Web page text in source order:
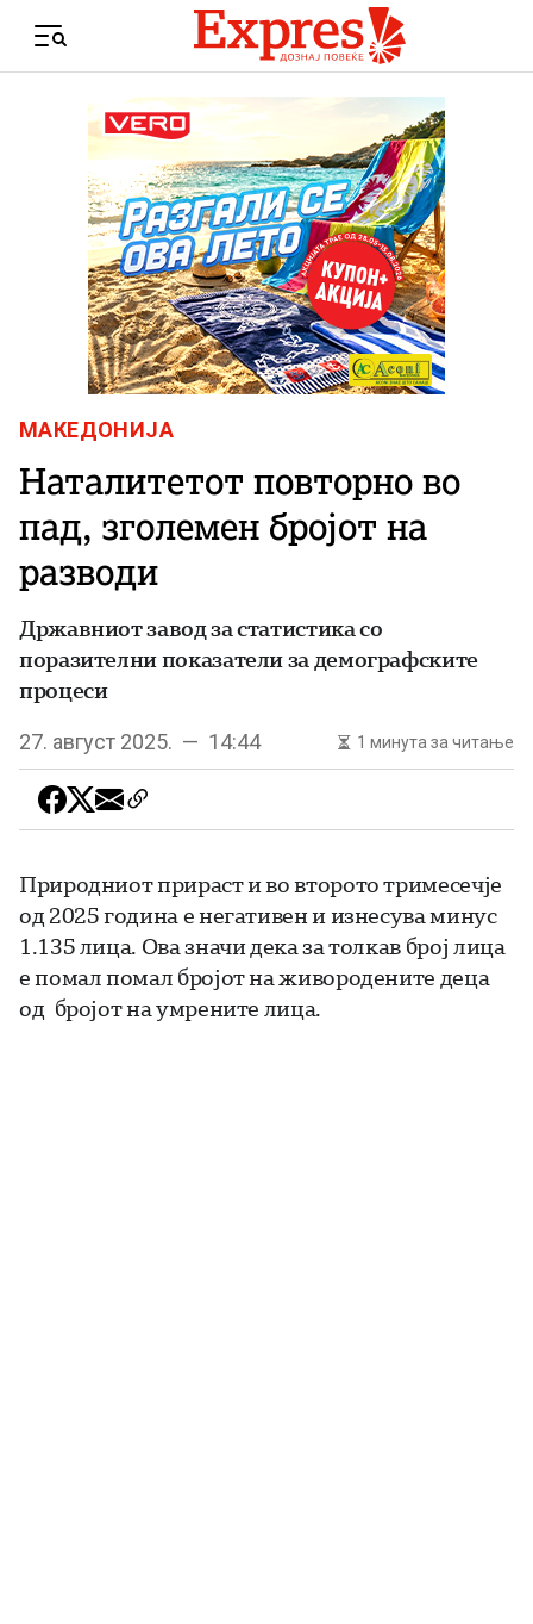
Menu
МАКЕДОНИЈА
Наталитетот повторно во
пад, зголемен бројот на
разводи
Државниот завод за статистика со
поразителни показатели за демографските
процеси
27. август 2025. — 14:44 1 минута за читање
Природниот прираст и во второто тримесечје
од 2025 година e негативен и изнесува минус
1.135 лица. Ова значи дека за толкав број лица
е помал помал бројот на живородените деца
од бројот на умрените лица.